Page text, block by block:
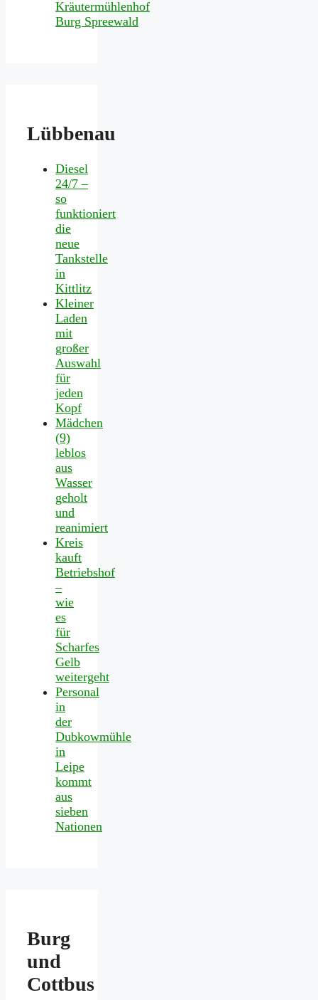
Lübbenau
Diesel
24/7 –
so
funktioniert
die
neue
Tankstelle
in
Kittlitz
Kleiner
Laden
mit
großer
Auswahl
für
jeden
Kopf
Mädchen
(9)
leblos
aus
Wasser
geholt
und
reanimiert
Kreis
kauft
Betriebshof
–
wie
es
für
Scharfes
Gelb
weitergeht
Personal
in
der
Dubkowmühle
in
Leipe
kommt
aus
sieben
Nationen
Burg
und
Cottbus